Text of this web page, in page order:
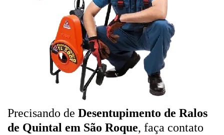
Precisando de Desentupimento de Ralos
de Quintal em São Roque, faça contato